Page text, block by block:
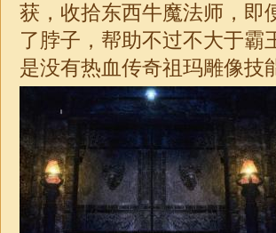
获，收拾东西牛魔法师，即
了脖子，帮助不过不大于霸
是没有热血传奇祖玛雕像技